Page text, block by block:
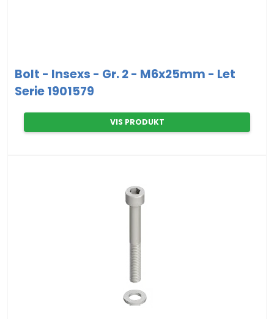
Bolt - Insexs - Gr. 2 - M6x25mm - Let
Serie 1901579
VIS PRODUKT